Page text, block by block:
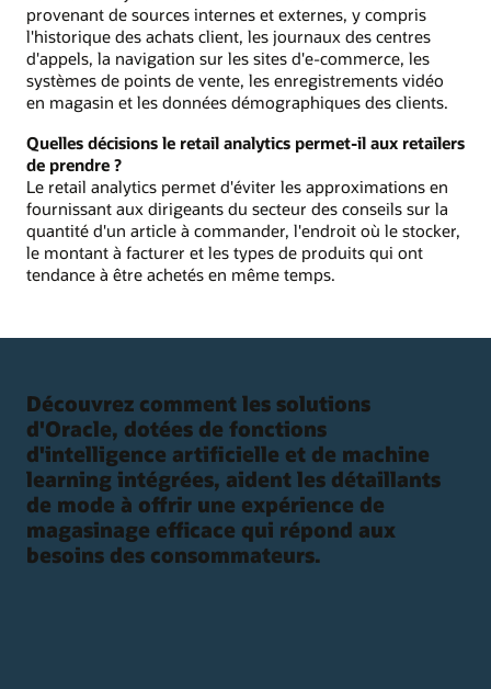
provenant de sources internes et externes, y compris
l'historique des achats client, les journaux des centres
d'appels, la navigation sur les sites d'e-commerce, les
systèmes de points de vente, les enregistrements vidéo
en magasin et les données démographiques des clients.
Quelles décisions le retail analytics permet-il aux retailers
de prendre ?
Le retail analytics permet d'éviter les approximations en
fournissant aux dirigeants du secteur des conseils sur la
quantité d'un article à commander, l'endroit où le stocker,
le montant à facturer et les types de produits qui ont
tendance à être achetés en même temps.
Découvrez comment les solutions
d'Oracle, dotées de fonctions
d'intelligence artificielle et de machine
learning intégrées, aident les détaillants
de mode à offrir une expérience de
magasinage efficace qui répond aux
besoins des consommateurs.